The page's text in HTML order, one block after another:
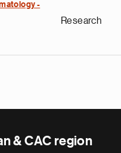
-
Research
& CAC region